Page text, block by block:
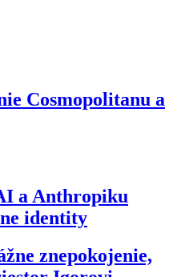
Cosmopolitanu a
a Anthropiku
identity
znepokojenie,